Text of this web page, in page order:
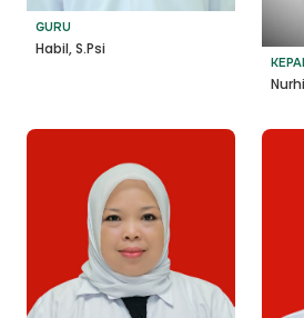
GURU
Habil, S.Psi